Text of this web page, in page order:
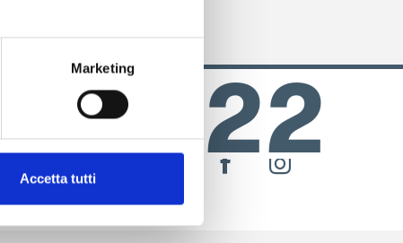
Marketing
Accetta tutti
SS22
SEGUICI SU
facebookinstagram